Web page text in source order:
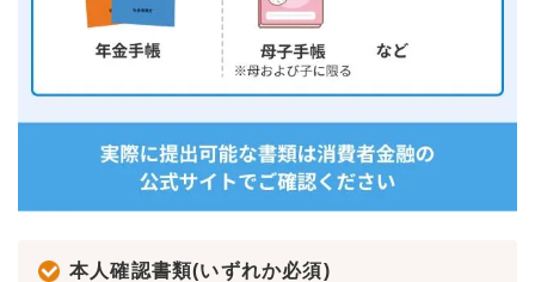
本人確認書類(いずれか必須)